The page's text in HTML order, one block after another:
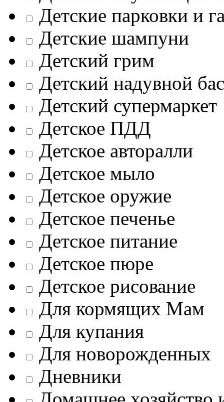
Детские парковки и
Детские шампуни
Детский грим
Детский надувной
Детский супермаркет
Детское ПДД
Детское авторалли
Детское мыло
Детское оружие
Детское печенье
Детское питание
Детское пюре
Детское рисование
Для кормящих Мам
Для купания
Для новорожденных
Дневники